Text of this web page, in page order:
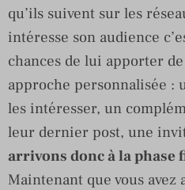
qu’ils suivent sur les
intéresse son audience
chances de lui apporter
approche personnalisée
les intéresser, un
leur dernier post, une
arrivons donc à la phase
Maintenant que vous avez